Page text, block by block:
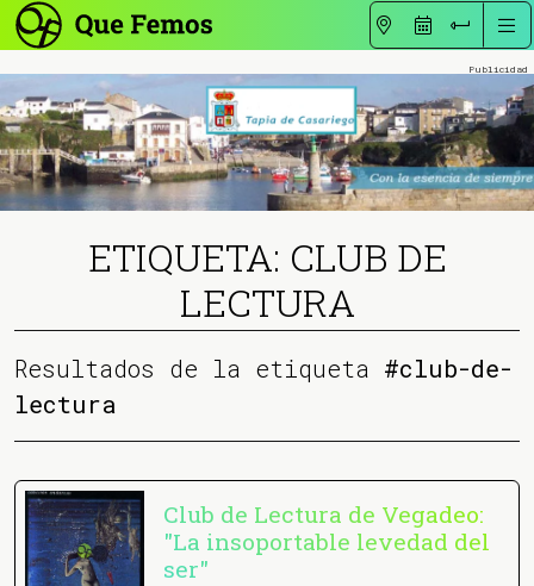
ETIQUETA: CLUB DE
LECTURA
Resultados de la etiqueta #club-de-
lectura
Club de Lectura de Vegadeo:
"La insoportable levedad del
ser"